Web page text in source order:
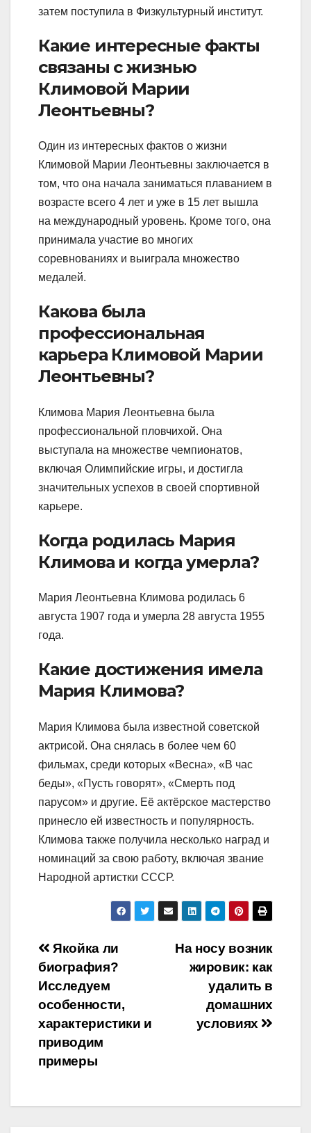
затем поступила в Физкультурный институт.
Какие интересные факты
связаны с жизнью
Климовой Марии
Леонтьевны?
Один из интересных фактов о жизни
Климовой Марии Леонтьевны заключается в
том, что она начала заниматься плаванием в
возрасте всего 4 лет и уже в 15 лет вышла
на международный уровень. Кроме того, она
принимала участие во многих
соревнованиях и выиграла множество
медалей.
Какова была
профессиональная
карьера Климовой Марии
Леонтьевны?
Климова Мария Леонтьевна была
профессиональной пловчихой. Она
выступала на множестве чемпионатов,
включая Олимпийские игры, и достигла
значительных успехов в своей спортивной
карьере.
Когда родилась Мария
Климова и когда умерла?
Мария Леонтьевна Климова родилась 6
августа 1907 года и умерла 28 августа 1955
года.
Какие достижения имела
Мария Климова?
Мария Климова была известной советской
актрисой. Она снялась в более чем 60
фильмах, среди которых «Весна», «В час
беды», «Пусть говорят», «Смерть под
парусом» и другие. Её актёрское мастерство
принесло ей известность и популярность.
Климова также получила несколько наград и
номинаций за свою работу, включая звание
Народной артистки СССР.
Навигация
по
записям
На носу возник
жировик: как
удалить в
домашних
условиях
Якойка ли
биография?
Исследуем
особенности,
характеристики и
приводим
примеры